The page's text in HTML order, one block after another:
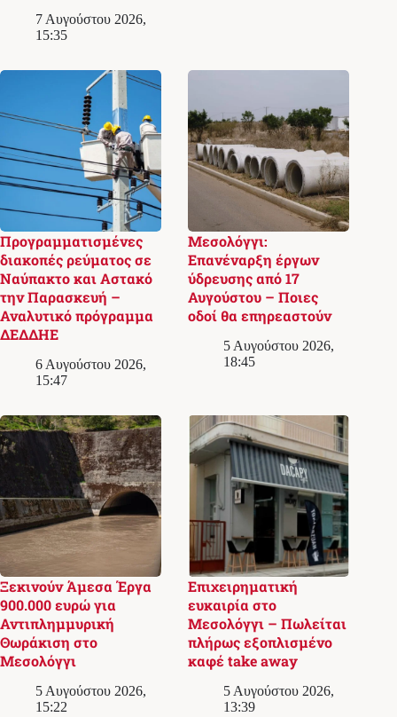
7 Αυγούστου 2026,
15:35
Προγραμματισμένες
διακοπές ρεύματος σε
Ναύπακτο και Αστακό
την Παρασκευή –
Αναλυτικό πρόγραμμα
ΔΕΔΔΗΕ
6 Αυγούστου 2026,
15:47
Μεσολόγγι:
Επανέναρξη έργων
ύδρευσης από 17
Αυγούστου – Ποιες
οδοί θα επηρεαστούν
5 Αυγούστου 2026,
18:45
Ξεκινούν Άμεσα Έργα
900.000 ευρώ για
Αντιπλημμυρική
Θωράκιση στο
Μεσολόγγι
5 Αυγούστου 2026,
15:22
Επιχειρηματική
ευκαιρία στο
Μεσολόγγι – Πωλείται
πλήρως εξοπλισμένο
καφέ take away
5 Αυγούστου 2026,
13:39